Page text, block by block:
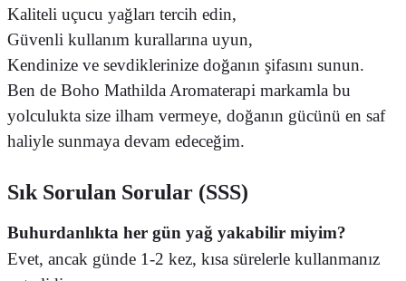
Kaliteli uçucu yağları tercih edin,
Güvenli kullanım kurallarına uyun,
Kendinize ve sevdiklerinize doğanın şifasını sunun.
Ben de Boho Mathilda Aromaterapi markamla bu
yolculukta size ilham vermeye, doğanın gücünü en saf
haliyle sunmaya devam edeceğim.
Sık Sorulan Sorular (SSS)
Buhurdanlıkta her gün yağ yakabilir miyim?
Evet, ancak günde 1-2 kez, kısa sürelerle kullanmanız